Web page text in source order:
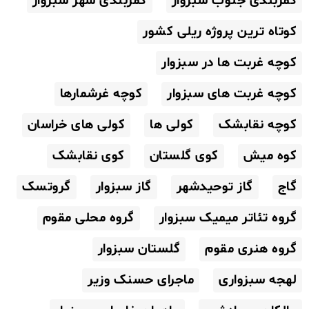
کوتاه ترین پروژه ریلی کشور
کوچه غربت ها در سبزوار
کوچه غربت های سبزوار
کوچه غرشمارها
کوچه نقابشک
کولی ها
کولی های خراسان
کوه میش
کوی گلستان
کوی نقابشک
گاج
گاز توحیدشهر گاز سبزوار
گروتسک
گروه تئاتر میمیک سبزوار
گروه محلی مقوم
گروه هنری مقوم
گلستان سبزوار
لهجه سبزواری
ماجرای حسنک وزیر